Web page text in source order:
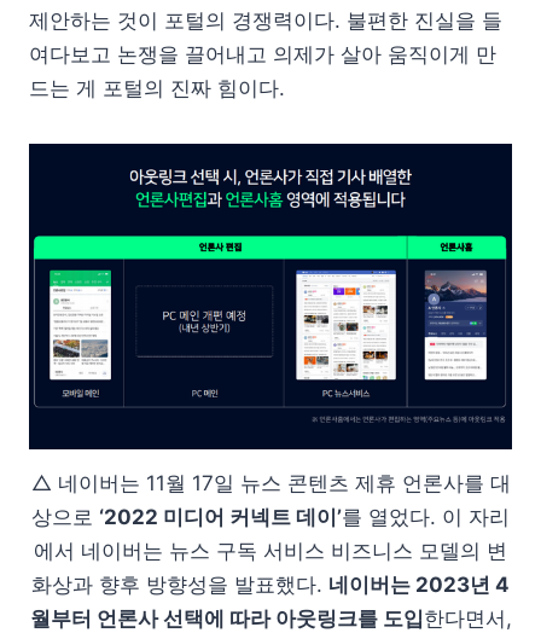
제안하는 것이 포털의 경쟁력이다. 불편한 진실을 들
여다보고 논쟁을 끌어내고 의제가 살아 움직이게 만
드는 게 포털의 진짜 힘이다.
△ 네이버는 11월 17일 뉴스 콘텐츠 제휴 언론사를 대
상으로 ‘2022 미디어 커넥트 데이’를 열었다. 이 자리
에서 네이버는 뉴스 구독 서비스 비즈니스 모델의 변
화상과 향후 방향성을 발표했다. 네이버는 2023년 4
월부터 언론사 선택에 따라 아웃링크를 도입한다면서,